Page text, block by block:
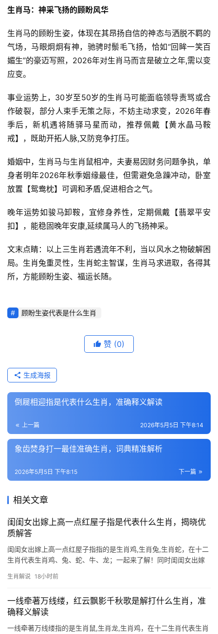
生肖马：神采飞扬的顾盼风华
生肖马的顾盼生姿，体现在其昂扬自信的神态与洒脱不羁的
气场，马眼炯炯有神，驰骋时鬃毛飞扬，恰如“回眸一笑百
媚生”的豪迈写照，2026年对生肖马而言是破立之年,需以变
应变。
事业运势上，30岁至50岁的生肖马可能面临领导责骂或合
作破裂，部分人束手无策之际，不妨主动求变，2026年春
季后，新机遇将随驿马星而动，推荐佩戴【黄水晶马鞍
戒】，既助开拓人脉,又防竞争打压。
婚姻中，生肖马与生肖鼠相冲，夫妻易因财务问题争执，单
身者明年2026年秋季姻缘最佳，但需避免急躁冲动，卧室
放置【鸳鸯枕】可调和矛盾,促进相合之气。
晚年运势如骏马卸鞍，宜修身养性，定期佩戴【翡翠平安
扣】，能稳固晚年安康,延续属马人的飞扬神采。
文末点睛：以上三生肖若遇流年不利，当以风水之物破解困
局。生肖兔重灵性，生肖蛇主智谋，生肖马求进取，各得其
所，方能顾盼生姿、福运长随。
顾盼生姿代表是什么生肖
赞 (0)
生成海报
倒屣相迎指是代表什么生肖，准确释义解读
上一篇 2026年5月5日 下午8:14
象齿焚身打一最佳准确生肖，词典精准解析
下一篇
2026年5月5日 下午8:15
相关文章
闺闺女出嫁上高一点红屋子指是代表什么生肖，揭晓优
质解答
闺闺女出嫁上高一点红屋子指指的是生肖鸡,生肖兔,生肖蛇，在十二
生肖代表生肖鸡、兔、蛇、牛、龙；一起来了解！同时闺闺女出嫁
子”常被用来暗指生肖鸡，红屋子象征喜庆，而“上高”暗喻鸡栖高枝
生肖解说 18小时前
一线牵著万线缕，红云飘影千秋歌是解打什么生肖，准
确释义解读
一线牵著万线缕指的是生肖鼠,生肖龙,生肖鸡，在十二生肖代表生肖